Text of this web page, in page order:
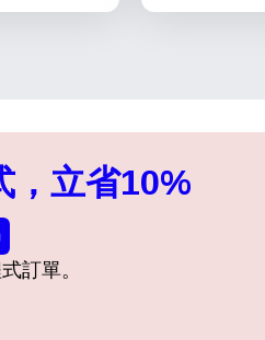
，立省10%
訂單。